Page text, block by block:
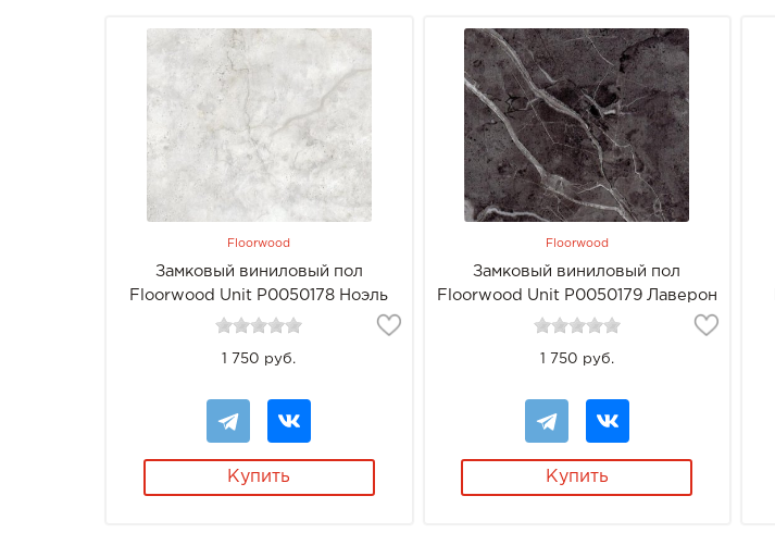
Floorwood
Замковый виниловый пол
Floorwood Unit Р0050178 Ноэль
1 750 руб.
Купить
Floorwood
Замковый виниловый пол
Floorwood Unit Р0050179 Лаверон
1 750 руб.
Купить